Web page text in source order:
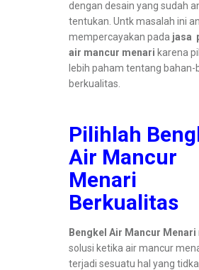
dengan desain yang sudah
tentukan. Untk masalah ini
mempercayakan pada jasa
air mancur menari karena
lebih paham tentang bahan-
berkualitas.
Pilihlah
Air Mancur
Menari
Berkualitas
Bengkel Air Mancur Menari
solusi ketika air mancur
terjadi sesuatu hal yang